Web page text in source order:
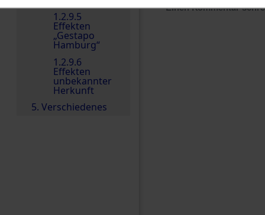
1.2.9.5
Effekten
„Gestapo
Hamburg“
1.2.9.6
Effekten
unbekannter
Herkunft
5. Verschiedenes
Einen Kommentar